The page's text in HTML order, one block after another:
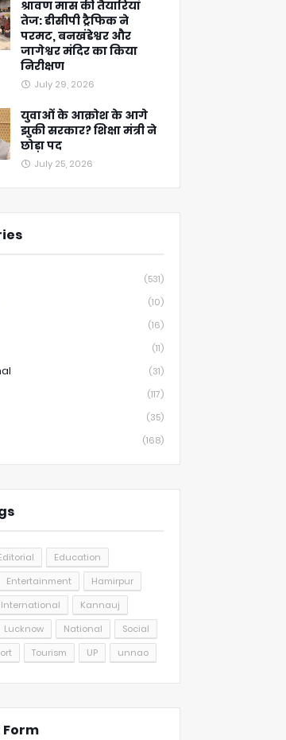
श्रावण मास की तैयारियां
तेज: डीसीपी ट्रैफिक ने
परमट, बनखंडेश्वर और
जागेश्वर मंदिर का किया
निरीक्षण
July 29, 2026
युवाओं के आक्रोश के आगे
झुकी सरकार? शिक्षा मंत्री ने
छोड़ा पद
July 25, 2026
(531)
(10)
(16)
(11)
(31)
(117)
(35)
(168)
Education
Entertainment
Hamirpur
International
Kannauj
Lucknow National
Social
Tourism UP unnao